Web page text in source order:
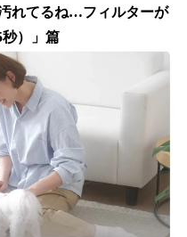
れてるね…フィルターが
）」篇